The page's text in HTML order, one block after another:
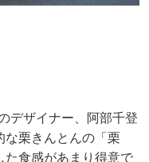
デザイナー、阿部千登
な栗きんとんの「栗
た食感があまり得意で